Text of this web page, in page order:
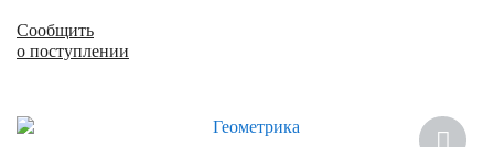
Сообщить
о поступлении